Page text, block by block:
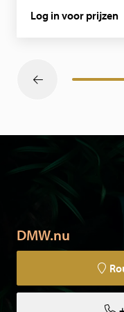
Log in voor prijzen
DMW.nu